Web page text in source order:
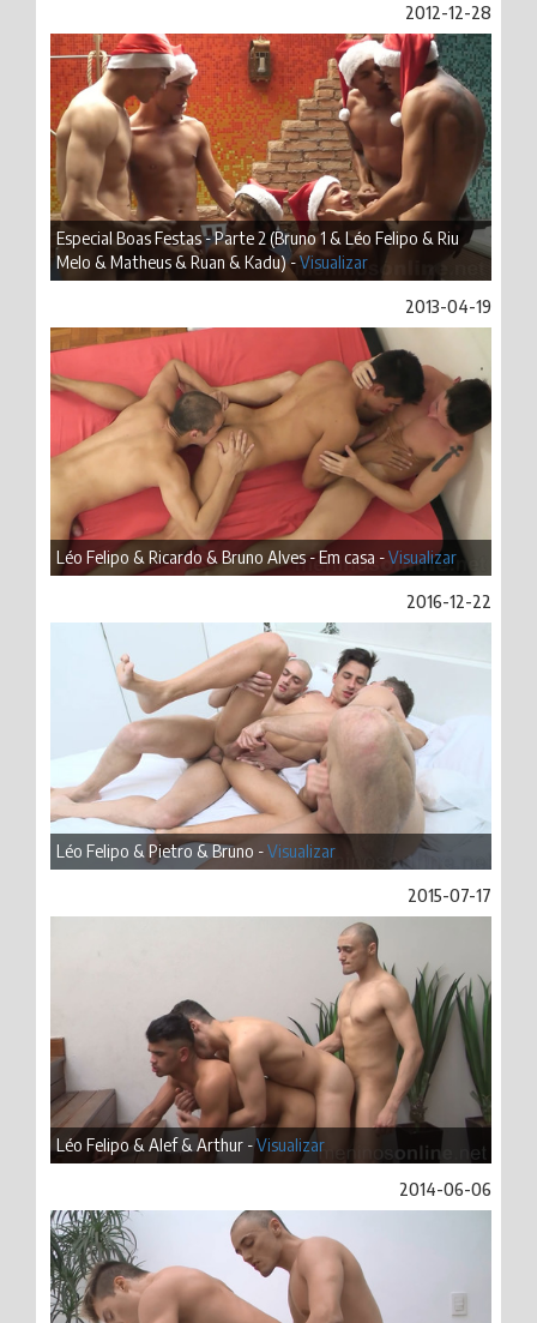
2012-12-28
Especial Boas Festas - Parte 2 (Bruno 1 & Léo Felipo & Riu
Melo & Matheus & Ruan & Kadu) -Visualizar
2013-04-19
Léo Felipo & Ricardo & Bruno Alves - Em casa -Visualizar
2016-12-22
Léo Felipo & Pietro & Bruno -Visualizar
2015-07-17
Léo Felipo & Alef & Arthur -Visualizar
2014-06-06